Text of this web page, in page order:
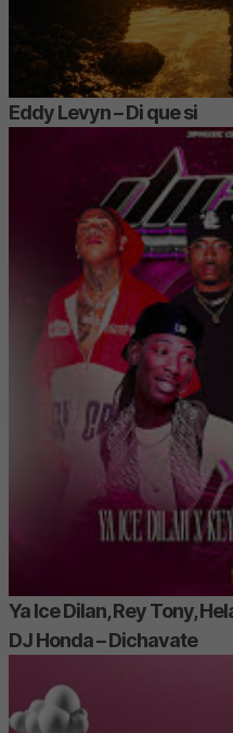
Eddy Levyn – Di que si
Ya Ice Dilan, Rey Tony,
DJ Honda – Dichavate